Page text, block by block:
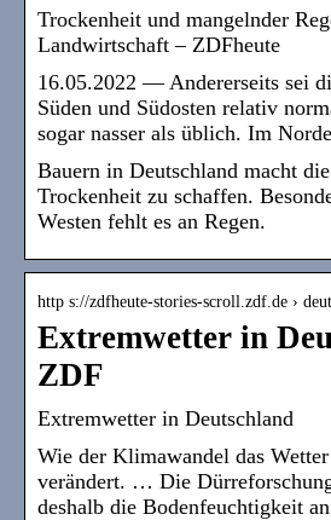
Trockenheit und mangelnder
Landwirtschaft – ZDFheute
16.05.2022 — Andererseits sei
Süden und Südosten relativ
sogar nasser als üblich. Im
Bauern in Deutschland macht
Trockenheit zu schaffen.
Westen fehlt es an Regen.
http s://zdfheute-stories-scroll.zdf.de ›
Extremwetter in
ZDF
Extremwetter in Deutschland
Wie der Klimawandel das
verändert. … Die
deshalb die Bodenfeuchtigkeit